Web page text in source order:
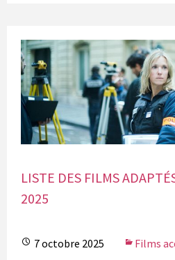
LISTE DES FILMS
2025
7 octobre 2025
Films